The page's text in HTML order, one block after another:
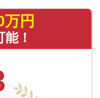
万円
！